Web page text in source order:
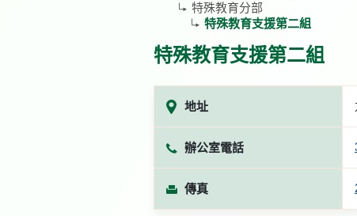
特殊教育分部
特殊教育支援第二組
特殊教育支援第二組
地址
辦公室電話
傳真